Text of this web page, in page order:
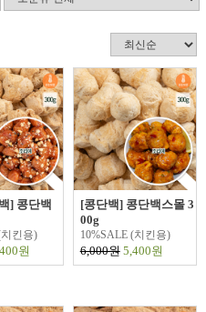
] 콩단백
킨용)
원
[콩단백] 콩단백스몰 3
00g
10%SALE (치킨용)
6,000원5,400원